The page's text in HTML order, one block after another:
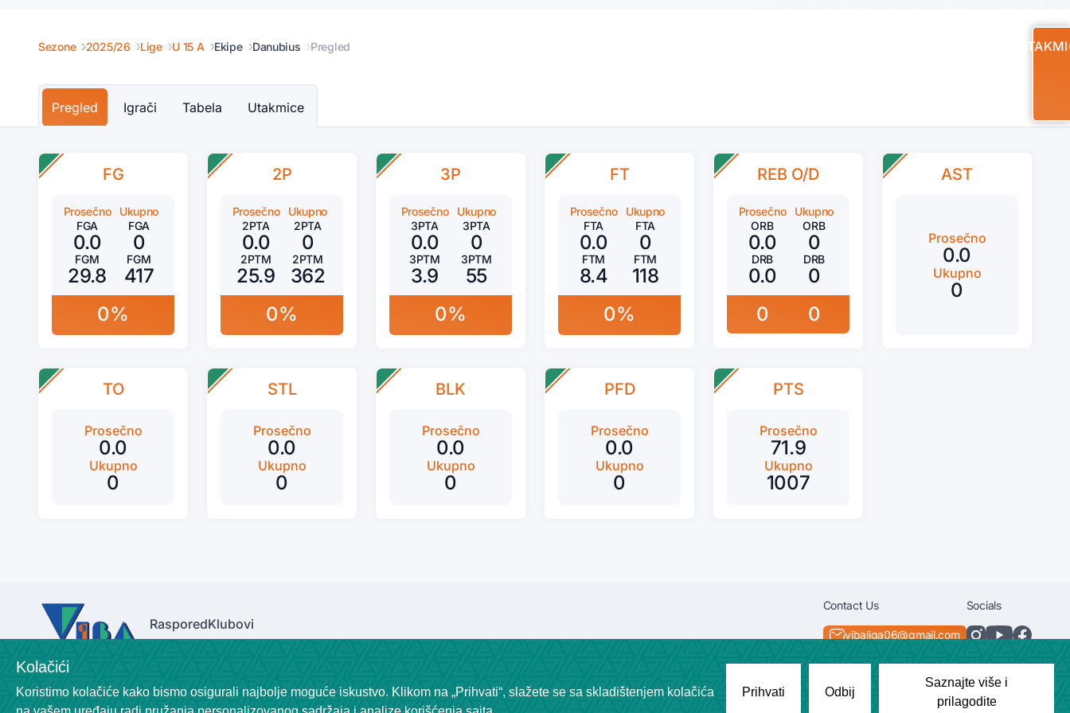
Sezone 2025/26 Lige U 15 A Ekipe Danubius Pregled
Pregled Igrači Tabela Utakmice
FG
Prosečno
FGA
0.0
FGM
29.8
Ukupno
FGA
0
FGM
417
0%
2P
Prosečno
2PTA
0.0
2PTM
25.9
Ukupno
2PTA
0
2PTM
362
0%
3P
Prosečno
3PTA
0.0
3PTM
3.9
Ukupno
3PTA
0
3PTM
55
0%
FT
Prosečno
FTA
0.0
FTM
8.4
Ukupno
FTA
0
FTM
118
0%
REB O/D
Prosečno
ORB
0.0
DRB
0.0
Ukupno
ORB
0
DRB
0
0
0
AST
Prosečno
0.0
Ukupno
0
TO
Prosečno
0.0
Ukupno
0
STL
Prosečno
0.0
Ukupno
0
BLK
Prosečno
0.0
Ukupno
0
PFD
Prosečno
0.0
Ukupno
0
PTS
Prosečno
71.9
Ukupno
1007
RasporedKlubovi
Contact Us
vibaliga06@gmail.com
Socials
Kolačići
Koristimo kolačiće kako bismo osigurali najbolje moguće iskustvo. Klikom na „Prihvati“, slažete se sa skladištenjem kolačića
Prihvati Odbij
Saznajte više i
prilagodite